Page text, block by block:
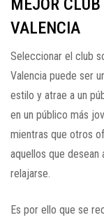
MEJOR
VALENCIA
Seleccionar el club
Valencia puede ser
estilo y atrae a un
en un público más
mientras que otros
aquellos que desean
relajarse.
Es por ello que se